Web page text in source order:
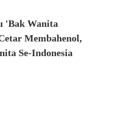
'Bak Wanita
Membahenol,
Se-Indonesia